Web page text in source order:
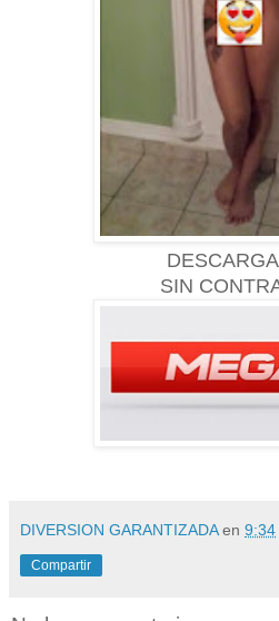
SIN
DIVERSION GARANTIZADA en 9:34
Compartir